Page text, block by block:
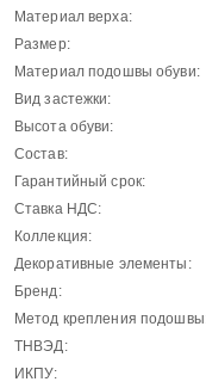
Материал верха:
Размер:
Материал подошвы обуви:
Вид застежки:
Высота обуви:
Состав:
Гарантийный срок:
Ставка НДС:
Коллекция:
Декоративные элементы:
Бренд:
Метод крепления
ТНВЭД:
ИКПУ: